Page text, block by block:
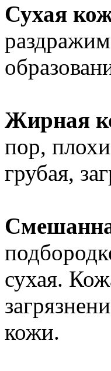
Сухая
Жирная
пор,
грубая,
сухая.
кожи.